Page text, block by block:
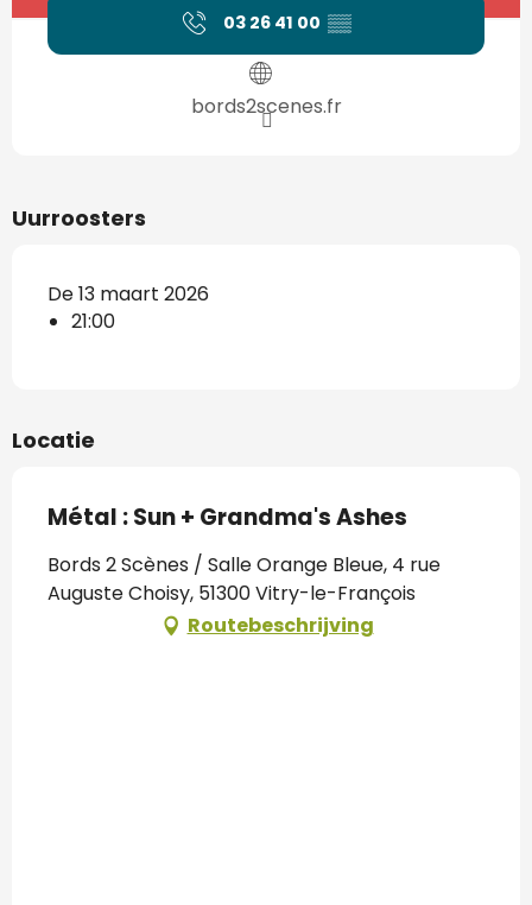
03 26 41 00 ▒▒
bords2scenes.fr
Uurroosters
De 13 maart 2026
21:00
Locatie
Métal : Sun + Grandma's Ashes
Bords 2 Scènes / Salle Orange Bleue, 4 rue
Auguste Choisy, 51300 Vitry-le-François
Routebeschrijving